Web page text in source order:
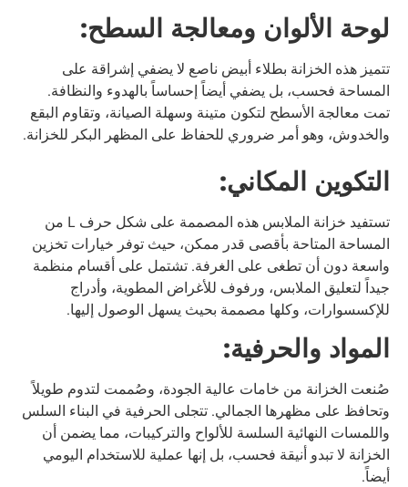
لوحة الألوان ومعالجة السطح:
تتميز هذه الخزانة بطلاء أبيض ناصع لا يضفي إشراقة على
المساحة فحسب، بل يضفي أيضاً إحساساً بالهدوء والنظافة.
تمت معالجة الأسطح لتكون متينة وسهلة الصيانة، وتقاوم البقع
والخدوش، وهو أمر ضروري للحفاظ على المظهر البكر للخزانة.
التكوين المكاني:
تستفيد خزانة الملابس هذه المصممة على شكل حرف L من
المساحة المتاحة بأقصى قدر ممكن، حيث توفر خيارات تخزين
واسعة دون أن تطغى على الغرفة. تشتمل على أقسام منظمة
جيداً لتعليق الملابس، ورفوف للأغراض المطوية، وأدراج
للإكسسوارات، وكلها مصممة بحيث يسهل الوصول إليها.
المواد والحرفية:
صُنعت الخزانة من خامات عالية الجودة، وصُممت لتدوم طويلاً
وتحافظ على مظهرها الجمالي. تتجلى الحرفية في البناء السلس
واللمسات النهائية السلسة للألواح والتركيبات، مما يضمن أن
الخزانة لا تبدو أنيقة فحسب، بل إنها عملية للاستخدام اليومي
أيضاً.